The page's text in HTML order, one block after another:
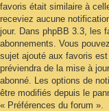
favoris était similaire à
receviez aucune
jour. Dans phpBB 3.3, les
abonnements. Vous
sujet ajouté aux favoris
préviendra de la mise à
abonné. Les options de
être modifiés depuis le
« Préférences du forum ».